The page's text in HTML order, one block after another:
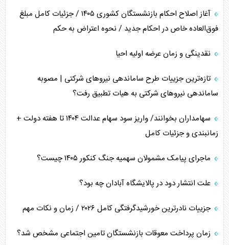
تأثیر جنگ ایران و آمریکا بر اقتصاد جهانی
آغاز اصلاح احکام بازنشستگان کشوری ۱۴۰۵ / جزئیات کامل مبلغ
فوق‌العاده خاص در احکام جدید / نحوه اعتراض به حکم
نقدینگی و زمان عرضه اولیه احیا
تازه‌ترین جزییات طرح ساماندهی نیرو‌های شرکتی | مصوبه
ساماندهی نیرو‌های شرکتی به هیات تطبیق رفت؟
سهامداران بخوانند/ واریز سود سهام عدالت ۱۴۰۴ تا هفته دولت +
زمانبندی و جزئیات کامل
ماجرای پیامک مشمولان سهمیه جنگ کنکور ۱۴۰۵ چیست؟
علت انتشار دود در پالایشگاه آبادان چه بود؟
جزییات نادرترین خورشیدگرفتگی کامل ۲۰۲۶ / زمان و نکات مهم
زمان پرداخت معوقات بازنشستگان تامین اجتماعی مشخص شد؟